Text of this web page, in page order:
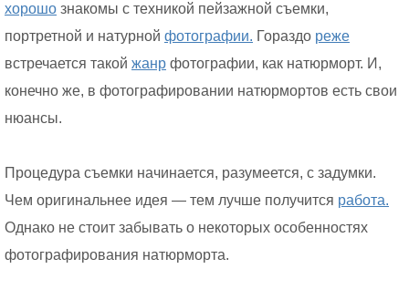
хорошо знакомы с техникой пейзажной съемки,
портретной и натурной фотографии. Гораздо реже
встречается такой жанр фотографии, как натюрморт. И,
конечно же, в фотографировании натюрмортов есть свои
нюансы.
Процедура съемки начинается, разумеется, с задумки.
Чем оригинальнее идея — тем лучше получится работа.
Однако не стоит забывать о некоторых особенностях
фотографирования натюрморта.